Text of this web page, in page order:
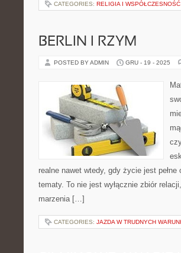
CATEGORIES: RELIGIA I WSPÓŁCZESNOŚĆ
BERLIN I RZYM
POSTED BY ADMIN GRU - 19 - 2025
realne nawet wtedy, gdy życie jest
tematy. To nie jest wyłącznie zbiór
marzenia […]
CATEGORIES: JAZDA W TRUDNYCH